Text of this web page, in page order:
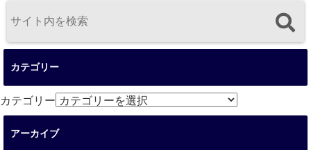
カテゴリー
カテゴリー
アーカイブ